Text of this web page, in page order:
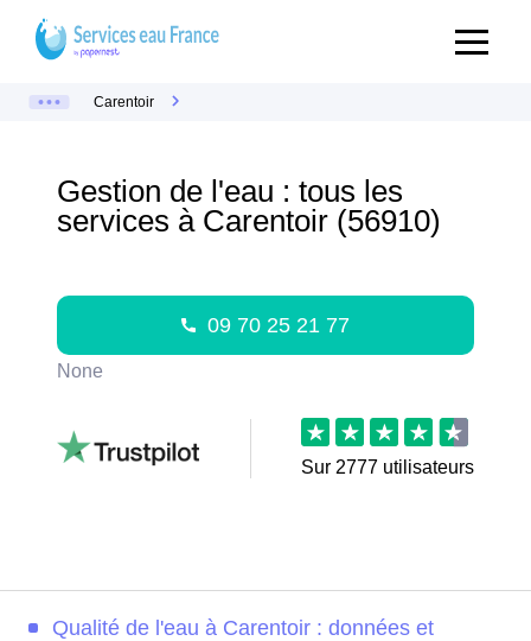
Carentoir
Gestion de l'eau : tous les
services à Carentoir (56910)
09 70 25 21 77
None
Sur 2777 utilisateurs
Qualité de l'eau à Carentoir : données et